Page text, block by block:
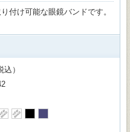
付け可能な眼鏡バンドです。
）